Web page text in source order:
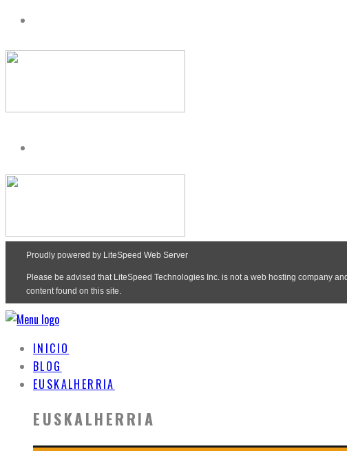
INICIO
BLOG
EUSKALHERRIA
EUSKALHERRIA